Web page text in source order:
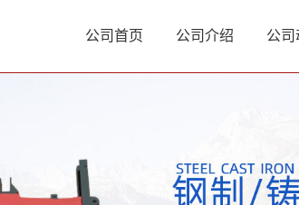
公司首页 公司介绍 公司